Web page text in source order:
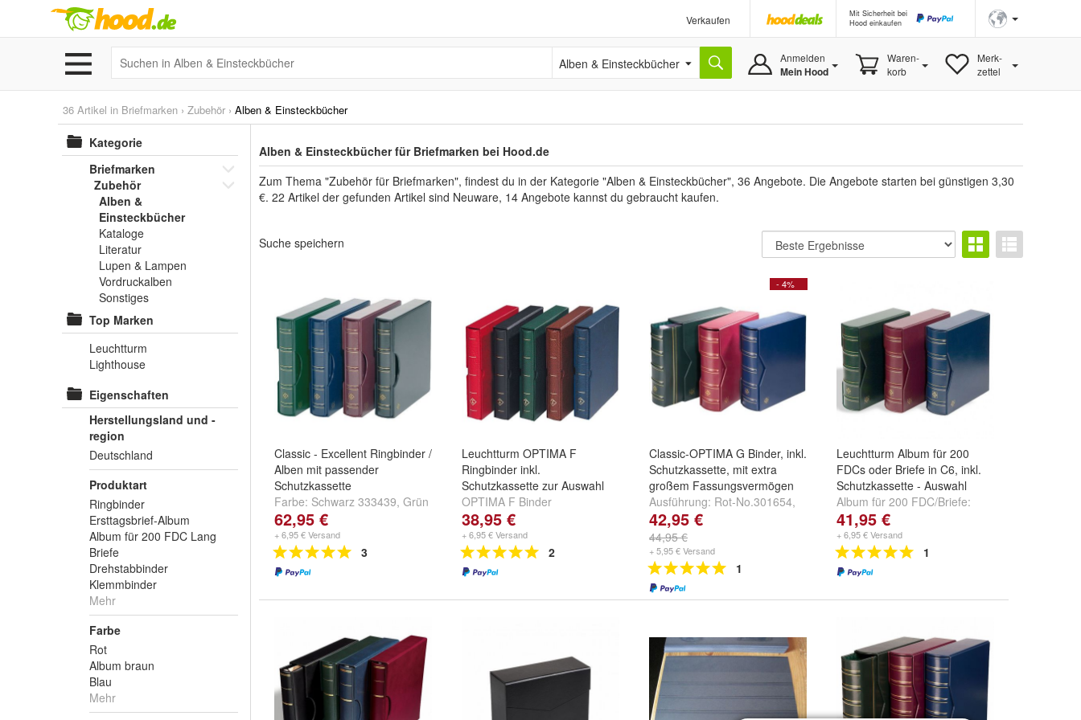
Verkaufen
Mit Sicherheit bei
Hood einkaufen
Alben & Einsteckbücher Anmelden
Mein Hood
Waren-
korb
Merk-
zettel
36 Artikel in Briefmarken › Zubehör › Alben & Einsteckbücher
Kategorie
Briefmarken
Zubehör
Alben &
Einsteckbücher
Kataloge
Literatur
Lupen & Lampen
Vordruckalben
Sonstiges
Top Marken
Leuchtturm
Lighthouse
Eigenschaften
Herstellungsland und -
region
Deutschland
Produktart
Ringbinder
Ersttagsbrief-Album
Album für 200 FDC Lang
Briefe
Drehstabbinder
Klemmbinder
Mehr
Farbe
Rot
Album braun
Blau
Mehr
Alben & Einsteckbücher für Briefmarken bei Hood.de
Zum Thema "Zubehör für Briefmarken", findest du in der Kategorie "Alben & Einsteckbücher", 36 Angebote. Die Angebote starten bei günstigen 3,30
€. 22 Artikel der gefunden Artikel sind Neuware, 14 Angebote kannst du gebraucht kaufen.
Suche speichern
Classic - Excellent Ringbinder /
Alben mit passender
Schutzkassette
Farbe: Schwarz 333439, Grün
300726, Rot 302402
weitere ...
62,95 €
+ 6,95 € Versand
3
Leuchtturm OPTIMA F
Ringbinder inkl.
Schutzkassette zur Auswahl
OPTIMA F Binder
Schutzkassette:
No.302912,Grün-No.312210
Braun-No.308157und
...
38,95 €
+ 6,95 € Versand
2
- 4%
Classic-OPTIMA G Binder, inkl.
Schutzkassette, mit extra
großem Fassungsvermögen
Ausführung: Rot-No.301654,
Grün-No.311417
No.322659
42,95 €
44,95 €
+ 5,95 € Versand
1
Leuchtturm Album für 200
FDCs oder Briefe in C6, inkl.
Schutzkassette - Auswahl
Album für 200 FDC/Briefe:
Blau Nr. 333112
319991undGrün Nr. 315375
41,95 €
+ 6,95 € Versand
1